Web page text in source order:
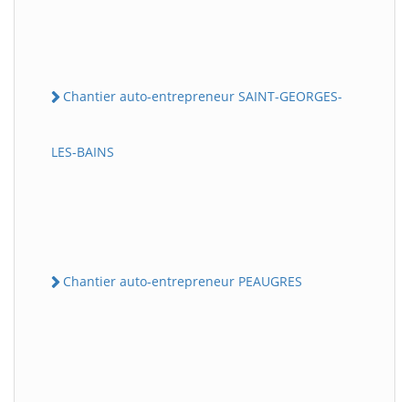
Chantier auto-entrepreneur SAINT-GEORGES-
LES-BAINS
Chantier auto-entrepreneur PEAUGRES